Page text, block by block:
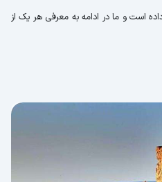
است و ما در ادامه به معرفی هر یک از